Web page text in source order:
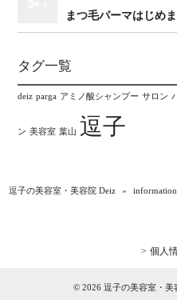
まつ毛パーマはじめま
タグ一覧
deiz parga アミノ酸シャンプー サロン
ン 美容室 葉山 逗子
逗子の美容室・美容院 Deiz » information
個人
© 2026 逗子の美容室・美